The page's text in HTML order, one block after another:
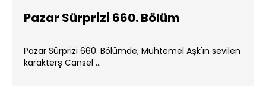
Pazar Sürprizi 660. Bölüm
Pazar Sürprizi 660. Bölümde; Muhtemel Aşk'ın sevilen
karakterş Cansel ...